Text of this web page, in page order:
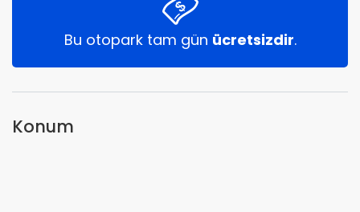
Bu otopark tam gün ücretsizdir.
Konum